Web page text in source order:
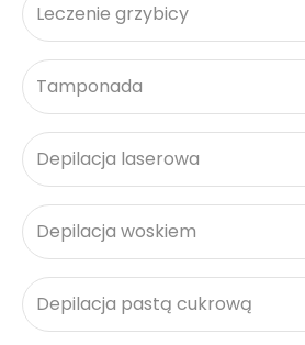
Leczenie grzybicy
Tamponada
Depilacja laserowa
Depilacja woskiem
Depilacja pastą cukrową